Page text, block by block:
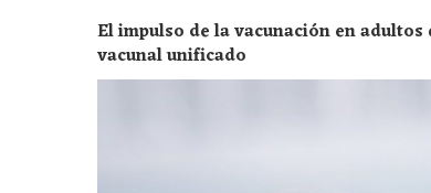
El impulso de la vacunación en
vacunal unificado